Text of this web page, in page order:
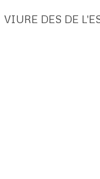
VIURE DES DE